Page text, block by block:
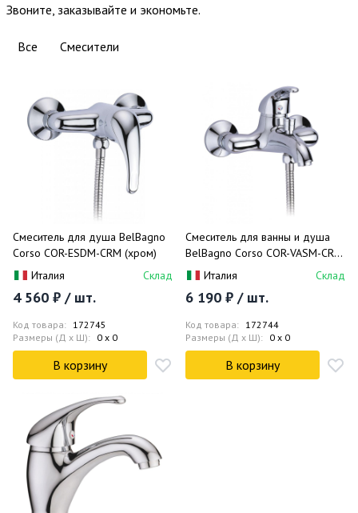
Звоните, заказывайте и экономьте.
Все Смесители
Смеситель для душа BelBagno
Corso COR-ESDM-CRM (хром)
Италия
Склад
4 560 ₽ / шт.
Код товара: 172745
Размеры (Д x Ш): 0 x 0
В корзину
Смеситель для ванны и душа
BelBagno Corso COR-VASM-CRM
(хром)Италия Склад
6 190 ₽ / шт.
Код товара: 172744
Размеры (Д x Ш): 0 x 0
В корзину